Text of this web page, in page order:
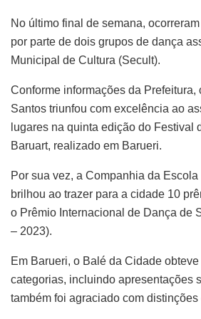
No último final de semana,
por parte de dois grupos de dança
Municipal de Cultura (Secult).
Conforme informações da
Santos triunfou com excelência ao
lugares na quinta edição do Festival
Baruart, realizado em Barueri.
Por sua vez, a Companhia da
brilhou ao trazer para a cidade 10
o Prêmio Internacional de Dança de
– 2023).
Em Barueri, o Balé da Cidade
categorias, incluindo apresentações
também foi agraciado com